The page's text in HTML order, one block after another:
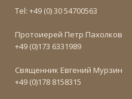
Tel: +49 (0) 30 54700563
Протоиерей Петр Пахолков
+49 (0)173 6331989
Священник Евгений Мурзин
+49 (0)178 8158315